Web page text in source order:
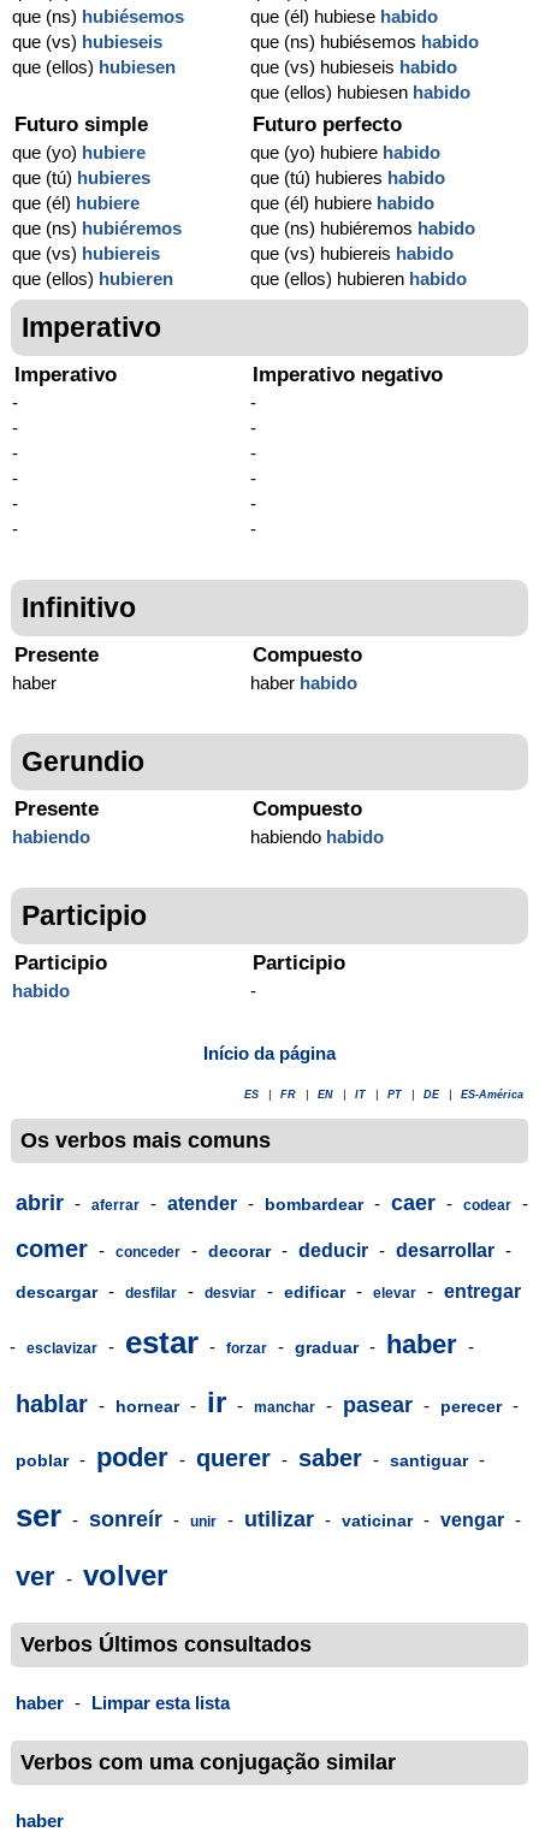
que (ns) hubiésemos
que (vs) hubieseis
que (ellos) hubiesen
que (él) hubiese habido
que (ns) hubiésemos habido
que (vs) hubieseis habido
que (ellos) hubiesen habido
Futuro simple
que (yo) hubiere
que (tú) hubieres
que (él) hubiere
que (ns) hubiéremos
que (vs) hubiereis
que (ellos) hubieren
Futuro perfecto
que (yo) hubiere habido
que (tú) hubieres habido
que (él) hubiere habido
que (ns) hubiéremos habido
que (vs) hubiereis habido
que (ellos) hubieren habido
Imperativo
Imperativo
-
-
-
-
-
-
Imperativo negativo
-
-
-
-
-
-
Infinitivo
Presente
haber
Compuesto
haber habido
Gerundio
Presente
habiendo
Compuesto
habiendo habido
Participio
Participio
habido
Participio
-
Início da página
ES FR EN IT PT DE ES-América
Os verbos mais comuns
abrir - aferrar - atender - bombardear - caer - codear -
comer - conceder - decorar - deducir - desarrollar -
descargar - desfilar - desviar - edificar - elevar - entregar
- esclavizar - estar - forzar - graduar - haber -
hablar - hornear - ir - manchar - pasear - perecer -
poblar - poder - querer - saber - santiguar -
ser - sonreír - unir - utilizar - vaticinar - vengar -
ver - volver
Verbos Últimos consultados
haber - Limpar esta lista
Verbos com uma conjugação similar
haber